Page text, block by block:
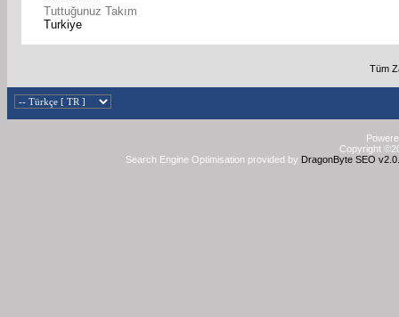
Tuttuğunuz Takım
Turkiye
Tüm
Copyright
Search Engine Optimisation provided by DragonByte SEO